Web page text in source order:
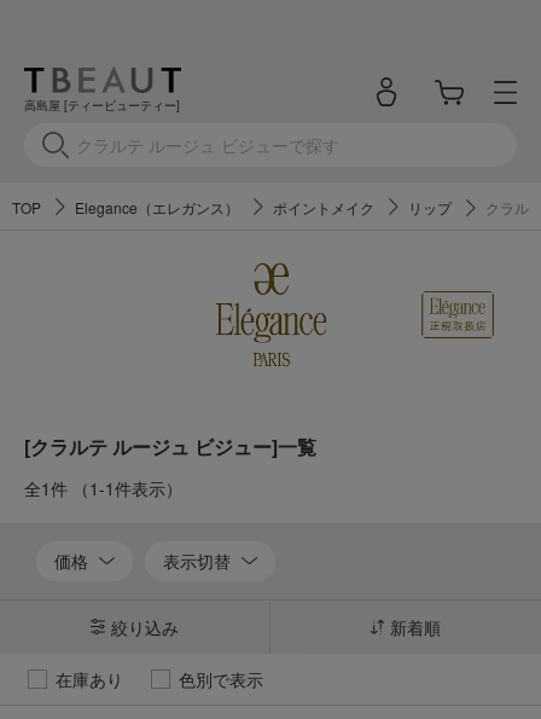
高島屋 [ティービューティー]
TOP Elegance（エレガンス） ポイントメイク リップ クラル
[クラルテ ルージュ ビジュー]一覧
全1件 （1-1件表示）
価格 表示切替
絞り込み 新着順
在庫あり 色別で表示